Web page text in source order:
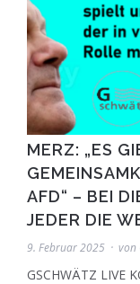
MERZ: „ES
AFD“ – BEI
JEDER DIE
9. Februar 2025 von
GSCHWÄTZ LIVE